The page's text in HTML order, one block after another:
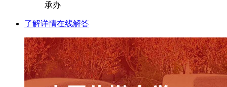
承办
了解详情在线解答